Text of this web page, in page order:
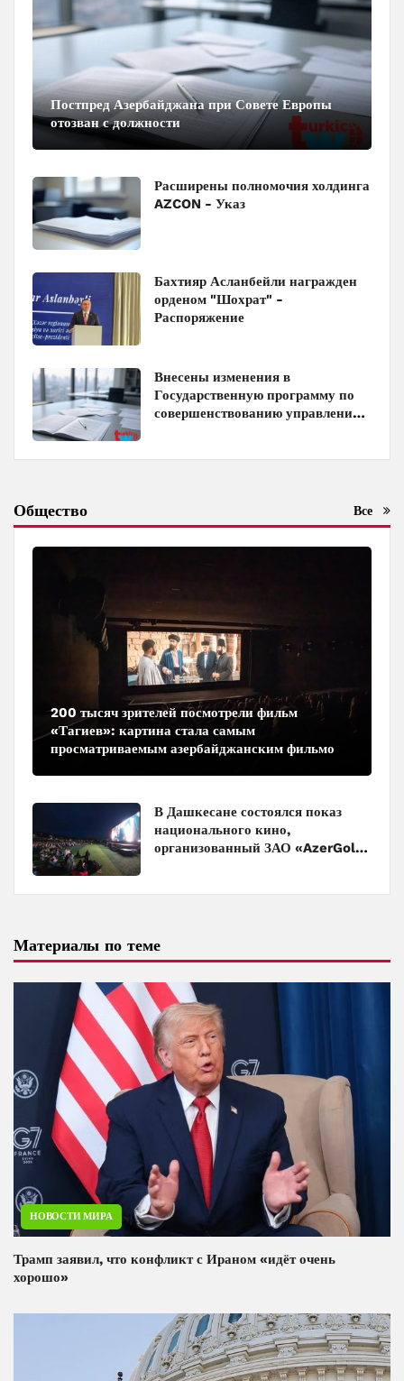
Постпред Азербайджана при Совете Европы
отозван с должности
Расширены полномочия холдинга
AZCON - Указ
Бахтияр Асланбейли награжден
орденом "Шохрат" -
Распоряжение
Внесены изменения в
Государственную программу по
совершенствованию управления
Общество Все
200 тысяч зрителей посмотрели фильм
«Тагиев»: картина стала самым
просматриваемым азербайджанским фильмом
В Дашкесане состоялся показ
национального кино,
организованный ЗАО «AzerGold»
Материалы по теме
НОВОСТИ МИРА
Трамп заявил, что конфликт с Ираном «идёт очень
хорошо»